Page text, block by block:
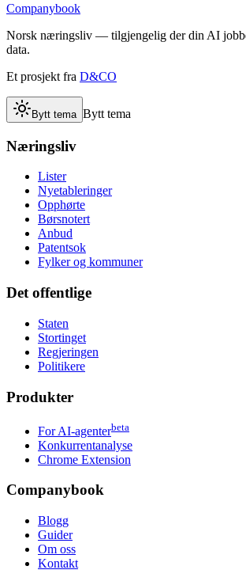
Companybook
Norsk næringsliv — tilgjengelig der din AI
data.
Et prosjekt fra D&CO
Bytt tema Bytt tema
Næringsliv
Lister
Nyetableringer
Opphørte
Børsnotert
Anbud
Patentsok
Fylker og kommuner
Det offentlige
Staten
Stortinget
Regjeringen
Politikere
Produkter
For AI-agenterbeta
Konkurrentanalyse
Chrome Extension
Companybook
Blogg
Guider
Om oss
Kontakt